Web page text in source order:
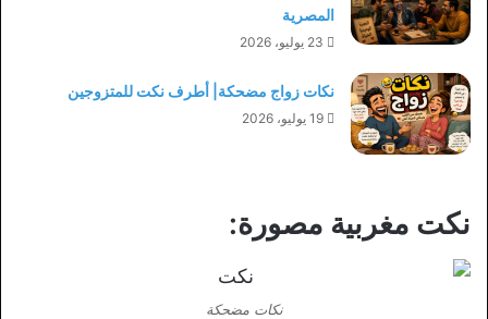
المصرية
23 يوليو، 2026
نكات زواج مضحكة| أطرف نكت للمتزوجين
19 يوليو، 2026
نكت مغربية مصورة:
نكات مضحكة